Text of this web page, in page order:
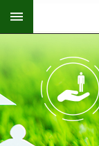
跳到主要內容區塊